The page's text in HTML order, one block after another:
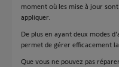
moment où les mise à jour
appliquer.
De plus en ayant deux modes
permet de gérer efficacement
Que vous ne pouvez pas